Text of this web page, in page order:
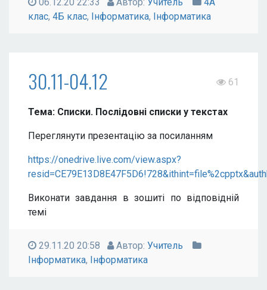
клас, 4Б клас, Інформатика, Інформатика
30.11-04.12 61
Тема: Списки. Послідовні списки у текстах
Переглянути презентацію за посиланням
https://onedrive.live.com/view.aspx?
Виконати завдання в зошиті по відповідній
темі
29.11.20 20:58 Автор: Учитель
Інформатика, Інформатика